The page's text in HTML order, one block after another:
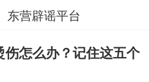
东营辟谣平台
伤怎么办？记住这五个